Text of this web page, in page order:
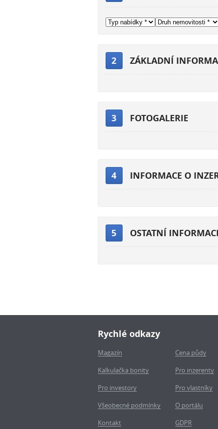
2 ZÁKLADNÍ
3 FOTOGALERIE
4 INFORMACE O
5 OSTATNÍ
Rychlé odkazy
Magazín
Cena půdy
Kalkulačka bonity
Pro inzerenty
Pro investory
Pro vlastníky
Všeobecné podmínky
O portálu
Kontakt
GDPR